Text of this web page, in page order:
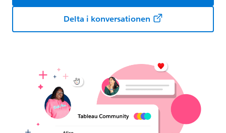
Delta i konversationen